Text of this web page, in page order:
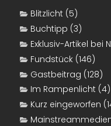
Blitzlicht (5)
Buchtipp (3)
Exklusiv-Artikel bei
Fundstück (146)
Gastbeitrag (128)
Im Rampenlicht (4)
Kurz eingeworfen